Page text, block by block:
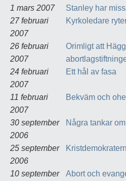
1 mars 2007
Stanley har
27 februari
2007
Kyrkoledare ryter
26 februari
2007
Orimligt att
24 februari
2007
Ett hål av fasa
11 februari
2007
Bekväm och
30 september
2006
Några tankar
25 september
2006
10 september
Abort och